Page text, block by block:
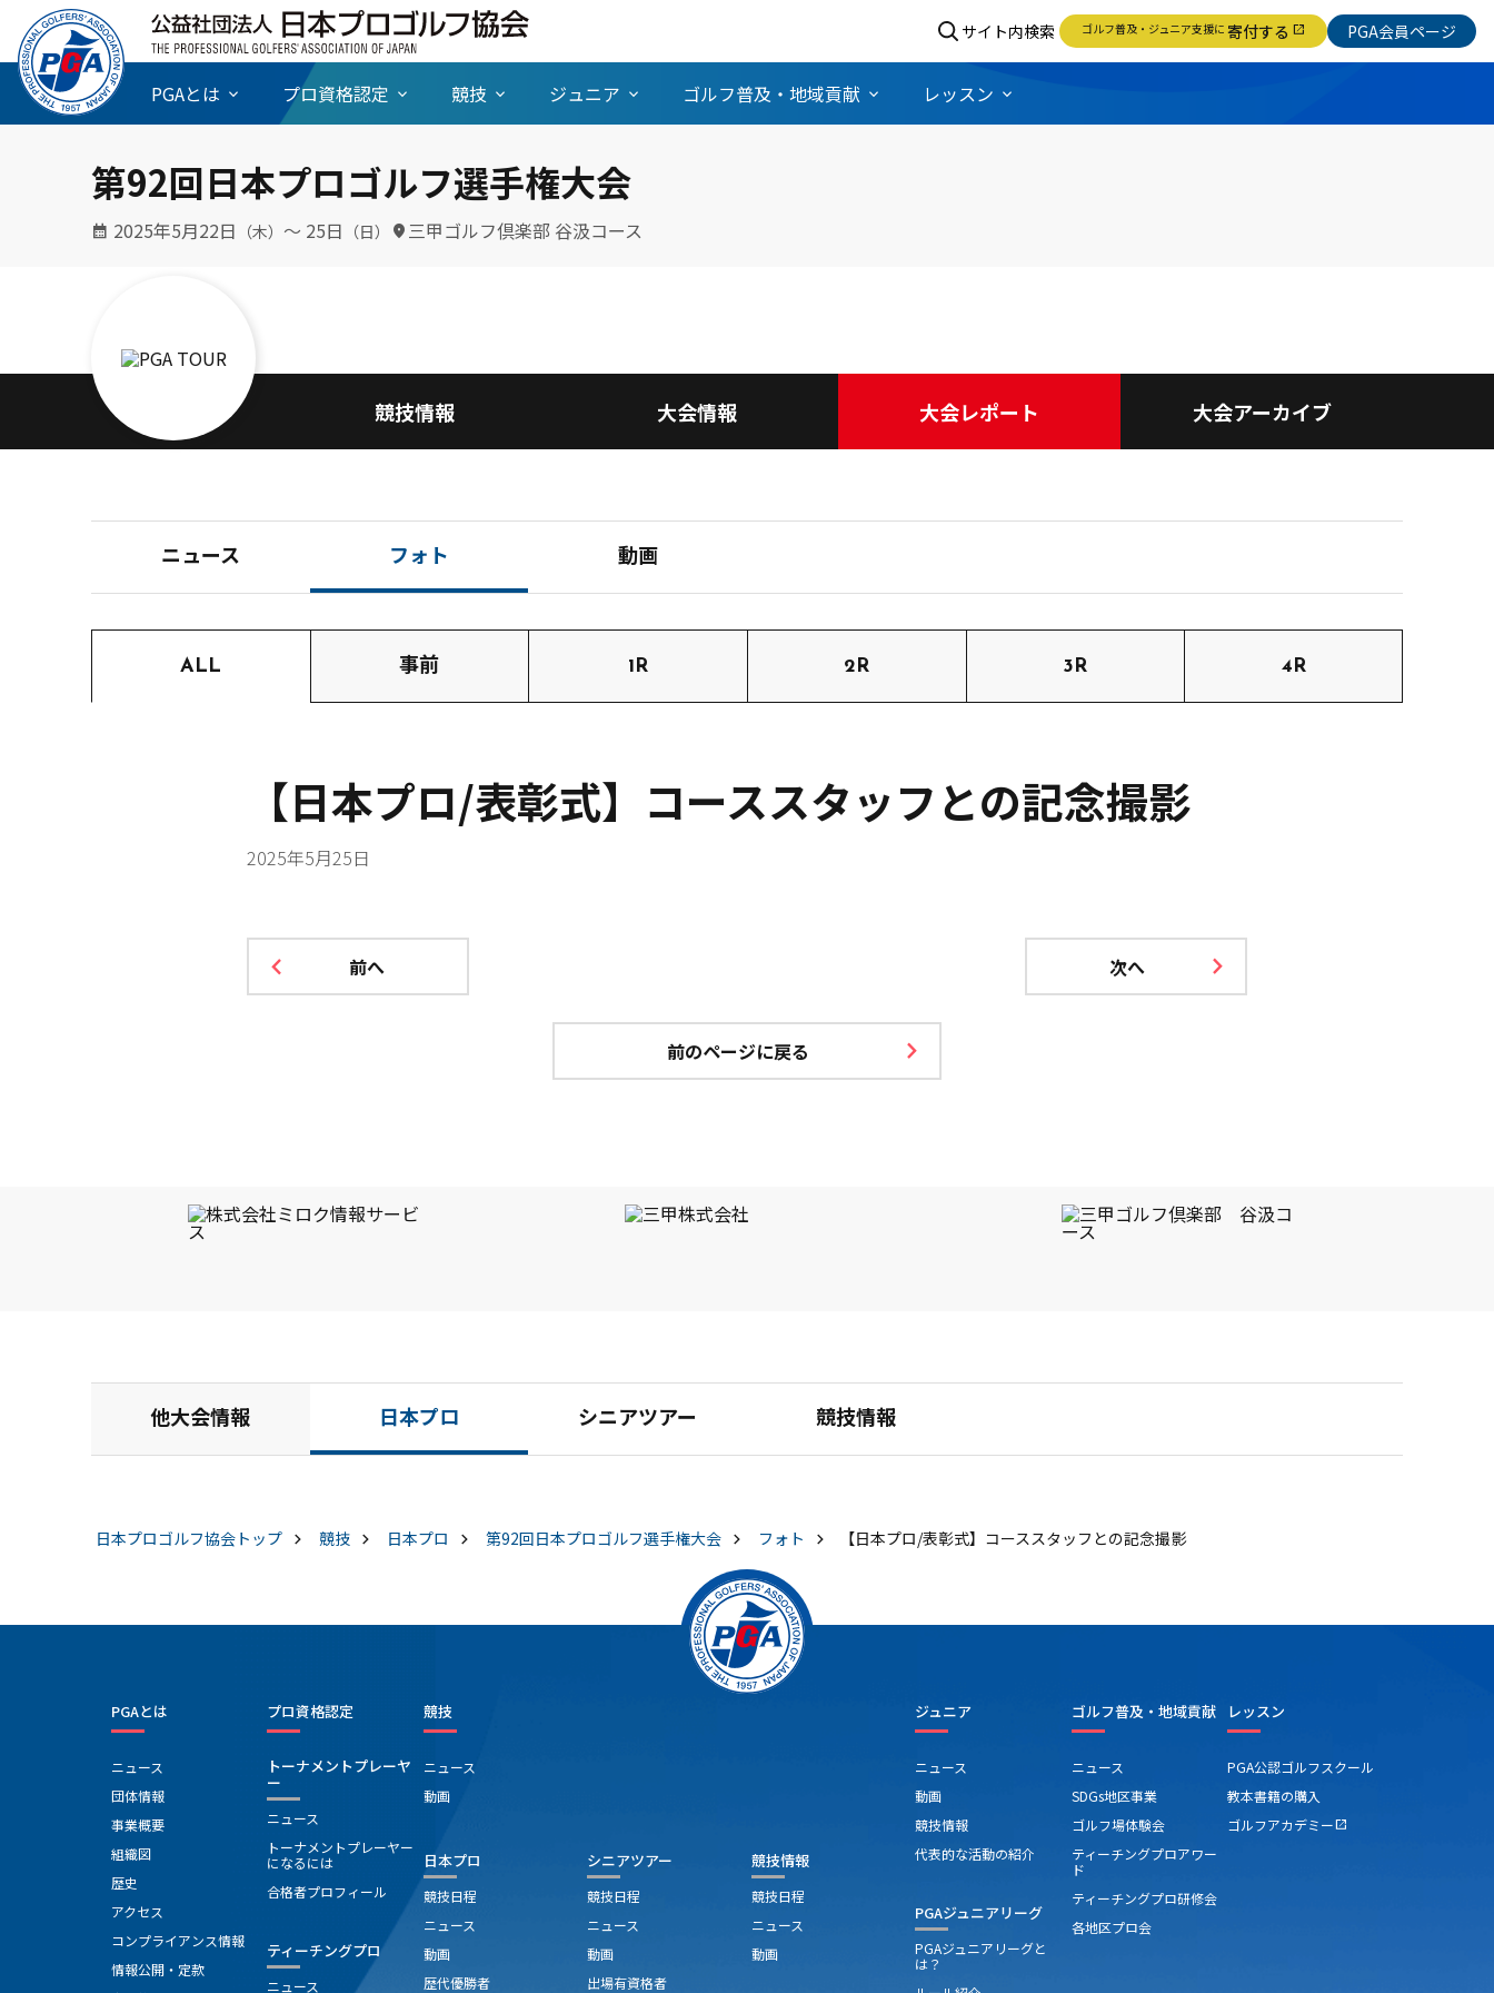
サイト内検索 ゴルフ普及・ジュニア支援に 寄付する open_in_new PGA会員ページ
PGAとは プロ資格認定 競技 ジュニア ゴルフ普及・地域貢献 レッスン
第92回日本プロゴルフ選手権大会
2025年5月22日 （木） 〜 25日 （日） 三甲ゴルフ倶楽部 谷汲コース
競技情報 大会情報 大会レポート 大会アーカイブ
ニュース フォト 動画
ALL 事前 1R 2R 3R 4R
【日本プロ/表彰式】コーススタッフとの記念撮影
2025年5月25日
前へ 次へ
前のページに戻る
他大会情報 日本プロ シニアツアー 競技情報
日本プロゴルフ協会 トップ 競技 日本プロ 第92回日本プロゴルフ選手権大会 フォト 【日本プロ/表彰式】コーススタッフとの記念撮影
PGAとは
ニュース
団体情報
事業概要
組織図
歴史
アクセス
コンプライアンス情報
情報公開・定款
プロ資格認定
トーナメントプレーヤ
ー
ニュース
トーナメントプレーヤー
になるには
合格者プロフィール
ティーチングプロ
ニュース
競技
ニュース
動画
日本プロ
競技日程
ニュース
動画
歴代優勝者
シニアツアー
競技日程
ニュース
動画
出場有資格者
競技情報
競技日程
ニュース
動画
ジュニア
ニュース
動画
競技情報
代表的な活動の紹介
PGAジュニアリーグ
PGAジュニアリーグと
は？
ゴルフ普及・地域貢献
ニュース
SDGs地区事業
ゴルフ場体験会
ティーチングプロアワー
ド
ティーチングプロ研修会
各地区プロ会
レッスン
PGA公認ゴルフスクール
教本書籍の購入
ゴルフアカデミー open_in_new